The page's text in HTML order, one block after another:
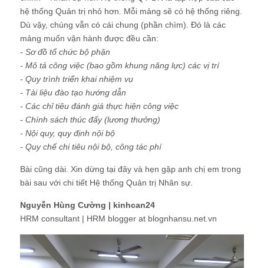
hệ thống Quản trị nhỏ hơn. Mỗi mảng sẽ có hệ thống riêng.
Dù vậy, chúng vẫn có cái chung (phần chìm). Đó là các
mảng muốn vận hành được đều cần:
- Sơ đồ tổ chức bộ phận
- Mô tả công việc (bao gồm khung năng lực) các vị trí
- Quy trình triển khai nhiệm vụ
- Tài liệu đào tạo hướng dẫn
- Các chỉ tiêu đánh giá thực hiện công việc
- Chính sách thúc đẩy (lương thưởng)
- Nội quy, quy định nội bộ
- Quy chế chi tiêu nội bộ, công tác phí
Bài cũng dài. Xin dừng tại đây và hẹn gặp anh chị em trong
bài sau với chi tiết Hệ thống Quản trị Nhân sự.
Nguyễn Hùng Cường | kinhcan24
HRM consultant | HRM blogger at blognhansu.net.vn